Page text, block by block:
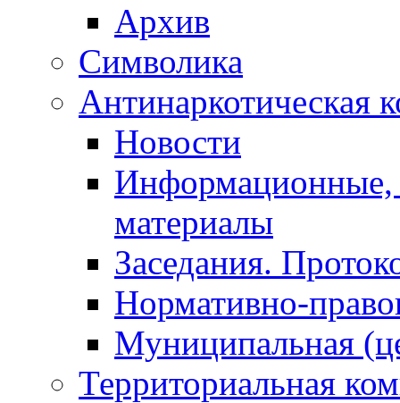
Архив
Символика
Антинаркотическая
Новости
Информационные,
материалы
Заседания.
Нормативно-
Муниципальная
Территориальная